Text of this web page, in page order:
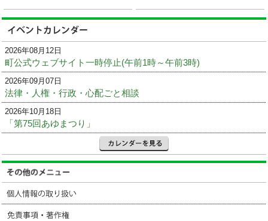
2026年08月12日
町公式ウェブサイト一時停止(午前1時～午前3時)
2026年09月07日
法律・人権・行政・心配ごと相談
2026年10月18日
「第75回あゆまつり」